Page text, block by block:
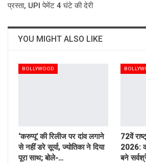
प्रस्ता, UPI पेमेंट 4 घंटे की देरी
YOU MIGHT ALSO LIKE
BOLLYWOOD
‘करुप्पू’ की रिलीज पर दांव लगाने
से नहीं डरे सूर्या, ज्योतिका ने दिया
पूरा साथ; बोले-…
72वें
2026:
बने